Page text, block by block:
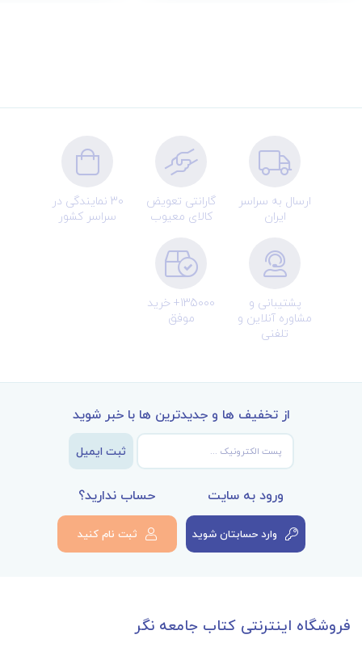
ارسال به سراسر
ایران
گارانتی تعویض
کالای معیوب
30 نمایندگی در
سراسر کشور
پشتیبانی و
مشاوره آنلاین و
تلفنی
135000+ خرید
موفق
از تخفیف ها و جدیدترین ها با خبر شوید
ثبت ایمیل
ورود به سایت
وارد حسابتان شوید
حساب ندارید؟
ثبت نام کنید
فروشگاه اینترنتی کتاب جامعه نگر